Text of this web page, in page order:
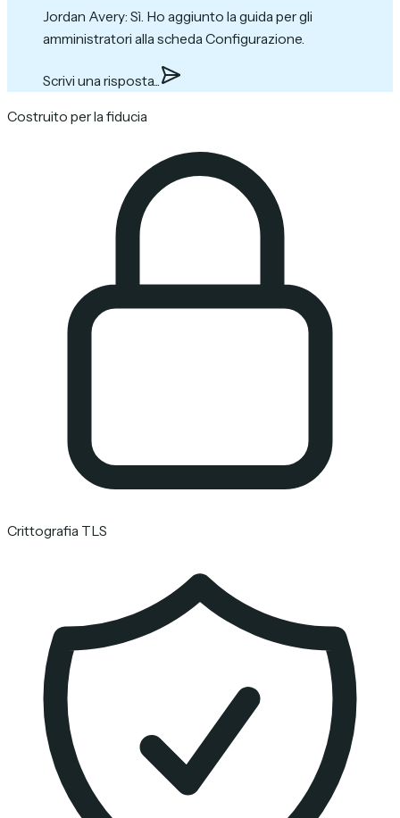
Jordan Avery: Sì. Ho aggiunto la guida per gli
amministratori alla scheda Configurazione.
Scrivi una risposta...
Costruito per la fiducia
Crittografia TLS